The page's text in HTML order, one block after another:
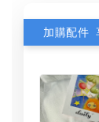
加購配件